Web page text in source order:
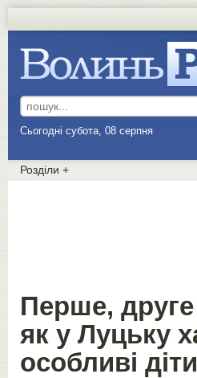
Сьогодні субота, 08 серпня
Розділи +
Перше,
як у Луцьку
особливі діти